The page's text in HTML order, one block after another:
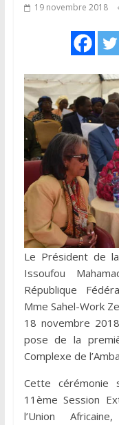
19 novembre 2018
Le Président de
Issoufou
République
Mme Sahel-Work
18 novembre
pose de la
Complexe de
Cette cérémonie
11ème Session
l’Union